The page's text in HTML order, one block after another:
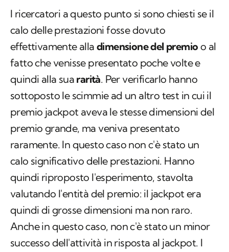
I ricercatori a questo punto si sono chiesti se il
calo delle prestazioni fosse dovuto
effettivamente alla dimensione del premio o al
fatto che venisse presentato poche volte e
quindi alla sua rarità. Per verificarlo hanno
sottoposto le scimmie ad un altro test in cui il
premio jackpot aveva le stesse dimensioni del
premio grande, ma veniva presentato
raramente. In questo caso non c'è stato un
calo significativo delle prestazioni. Hanno
quindi riproposto l'esperimento, stavolta
valutando l'entità del premio: il jackpot era
quindi di grosse dimensioni ma non raro.
Anche in questo caso, non c'è stato un minor
successo dell'attività in risposta al jackpot. I